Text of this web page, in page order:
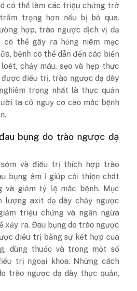
có thể làm các triệu chứng trở
trọng hơn nếu bị bỏ qua.
hợp, trào ngược dịch vị dạ
có thể gây ra hỏng niêm mạc
bệnh có thể dẫn đến các biến
chảy máu, sẹo và hẹp thực
được điều trị, trào ngược dạ dày
trọng nhất là thực quản
ta có nguy cơ cao mắc bệnh
bụng do trào ngược dạ
sớm và điều trị thích hợp trào
bụng âm ỉ giúp cải thiện chất
và giảm tỷ lệ mắc bệnh. Mục
lượng axit dạ dày chảy ngược
triệu chứng và ngăn ngừa
xảy ra. Đau bụng do trào ngược
điều trị bằng sự kết hợp của
dùng thuốc và trong một số
trị ngoại khoa. Những cách
trào ngược dạ dày thực quản,